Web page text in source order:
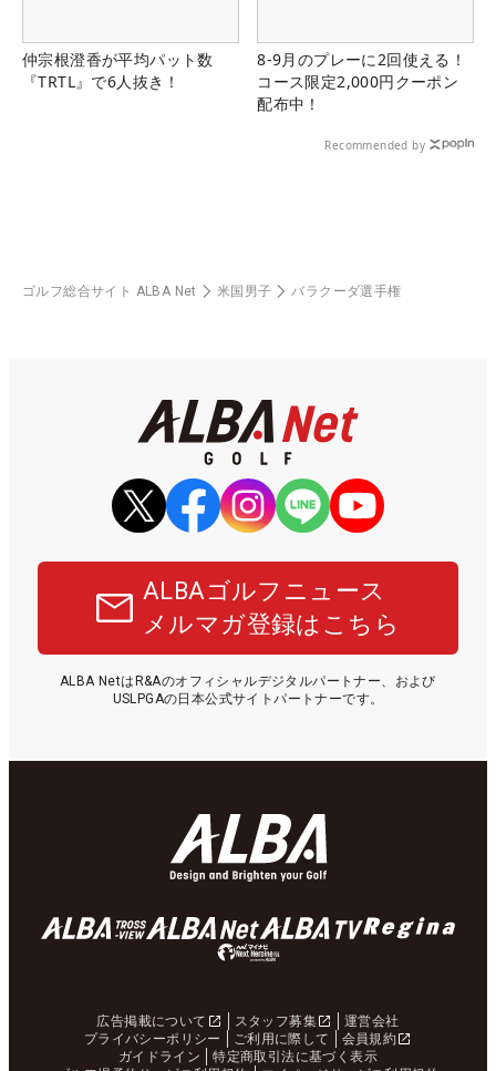
仲宗根澄香が平均パット数
『TRTL』で6人抜き！
8-9月のプレーに2回使える！
コース限定2,000円クーポン
配布中！
Recommended by
ゴルフ総合サイト ALBA Net 米国男子 バラクーダ選手権
ALBAゴルフニュース
メルマガ登録はこちら
ALBA NetはR&Aのオフィシャルデジタルパートナー、および
USLPGAの日本公式サイトパートナーです。
広告掲載について スタッフ募集
運営会社
プライバシーポリシー
ご利用に際して
会員規約
ガイドライン
特定商取引法に基づく表示